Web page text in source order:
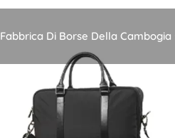
Fabbrica Di Borse Della Cambogia